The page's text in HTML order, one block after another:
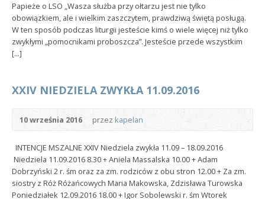
Papieże o LSO „Wasza służba przy ołtarzu jest nie tylko
obowiązkiem, ale i wielkim zaszczytem, prawdziwą świętą posługą.
W ten sposób podczas liturgii jesteście kimś o wiele więcej niż tylko
zwykłymi „pomocnikami proboszcza”. Jesteście przede wszystkim
[...]
XXIV NIEDZIELA ZWYKŁA 11.09.2016
10 września 2016 przez kapelan
INTENCJE MSZALNE XXIV Niedziela zwykła 11.09 – 18.09.2016
Niedziela 11.09.2016 8.30 + Aniela Massalska 10.00 + Adam
Dobrzyński 2 r. śm oraz za zm. rodziców z obu stron 12.00 + Za zm.
siostry z Róż Różańcowych Maria Makowska, Zdzisława Turowska
Poniedziałek 12.09.2016 18.00 + Igor Sobolewski r. śm Wtorek